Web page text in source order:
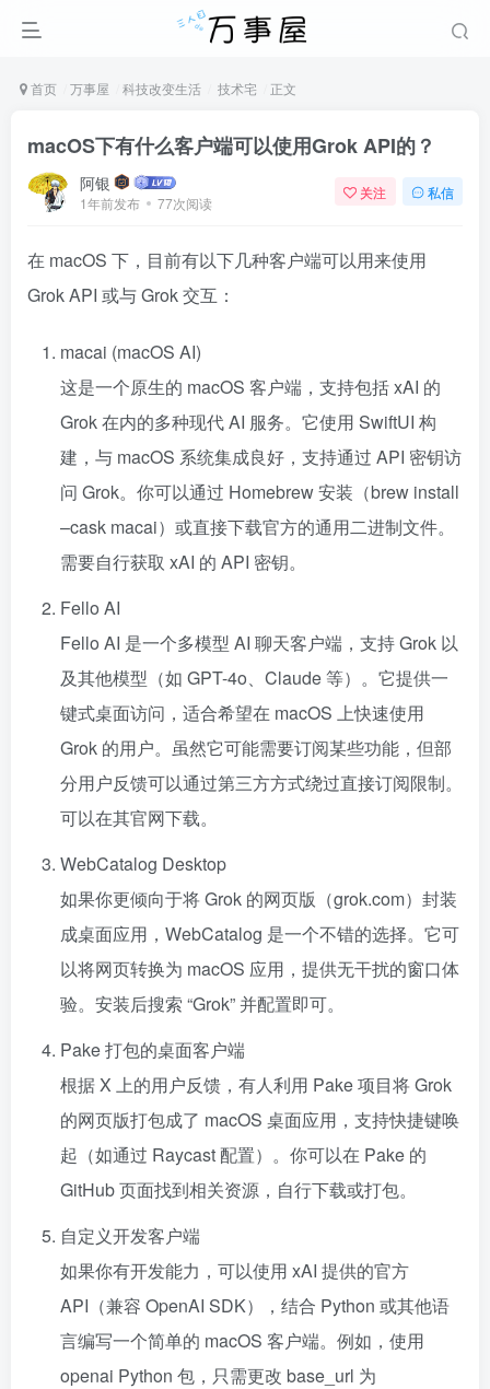
首页 万事屋 科技改变生活 技术宅 正文
macOS下有什么客户端可以使用Grok API的？
阿银
1年前发布 77次阅读
关注 私信
在 macOS 下，目前有以下几种客户端可以用来使用
Grok API 或与 Grok 交互：
macai (macOS AI)
这是一个原生的 macOS 客户端，支持包括 xAI 的
Grok 在内的多种现代 AI 服务。它使用 SwiftUI 构
建，与 macOS 系统集成良好，支持通过 API 密钥访
问 Grok。你可以通过 Homebrew 安装（brew install
–cask macai）或直接下载官方的通用二进制文件。
需要自行获取 xAI 的 API 密钥。
Fello AI
Fello AI 是一个多模型 AI 聊天客户端，支持 Grok 以
及其他模型（如 GPT-4o、Claude 等）。它提供一
键式桌面访问，适合希望在 macOS 上快速使用
Grok 的用户。虽然它可能需要订阅某些功能，但部
分用户反馈可以通过第三方方式绕过直接订阅限制。
可以在其官网下载。
WebCatalog Desktop
如果你更倾向于将 Grok 的网页版（grok.com）封装
成桌面应用，WebCatalog 是一个不错的选择。它可
以将网页转换为 macOS 应用，提供无干扰的窗口体
验。安装后搜索 “Grok” 并配置即可。
Pake 打包的桌面客户端
根据 X 上的用户反馈，有人利用 Pake 项目将 Grok
的网页版打包成了 macOS 桌面应用，支持快捷键唤
起（如通过 Raycast 配置）。你可以在 Pake 的
GitHub 页面找到相关资源，自行下载或打包。
自定义开发客户端
如果你有开发能力，可以使用 xAI 提供的官方
API（兼容 OpenAI SDK），结合 Python 或其他语
言编写一个简单的 macOS 客户端。例如，使用
openai Python 包，只需更改 base_url 为